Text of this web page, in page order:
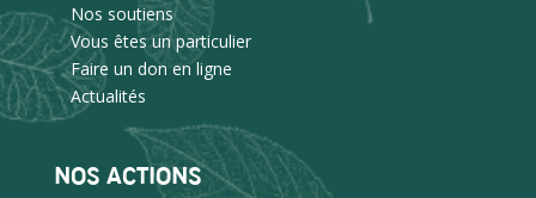
Nos soutiens
Vous êtes un particulier
Faire un don en ligne
Actualités
NOS ACTIONS